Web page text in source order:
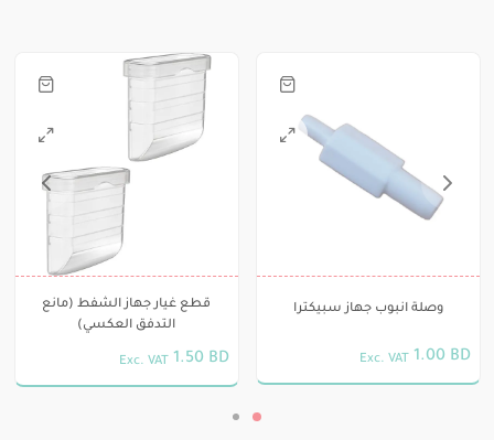
وصلة انبوب جهاز سبيكترا
1.00 BD
Exc. VAT
قطع غيار جهاز الشفط (مانع
التدفق العكسي)
1.50 BD
Exc. VAT